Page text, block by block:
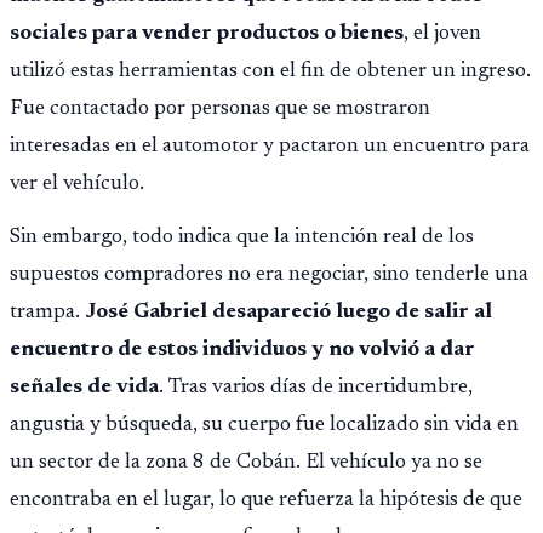
sociales para vender productos o bienes, el joven
utilizó estas herramientas con el fin de obtener un ingreso.
Fue contactado por personas que se mostraron
interesadas en el automotor y pactaron un encuentro para
ver el vehículo.
Sin embargo, todo indica que la intención real de los
supuestos compradores no era negociar, sino tenderle una
trampa. José Gabriel desapareció luego de salir al
encuentro de estos individuos y no volvió a dar
señales de vida. Tras varios días de incertidumbre,
angustia y búsqueda, su cuerpo fue localizado sin vida en
un sector de la zona 8 de Cobán. El vehículo ya no se
encontraba en el lugar, lo que refuerza la hipótesis de que